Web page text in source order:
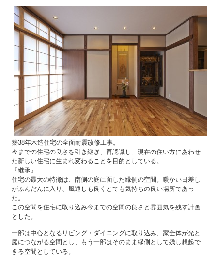
築38年木造住宅の全面耐震改修工事。
今までの住宅の良さを引き継ぎ、再認識し、現在の住い方にあわせ
た新しい住宅に生まれ変わることを目的としている。
『継承』
住宅の最大の特徴は、南側の庭に面した縁側の空間。暖かい日差し
がふんだんに入り、風通しも良くとても気持ちの良い場所であっ
た。
この空間を住宅に取り込み今までの空間の良さと雰囲気を残す計画
とした。
一部は中心となるリビング・ダイニングに取り込み、家全体が光と
庭につながる空間とし、もう一部はそのまま縁側として残し想起で
きる空間としている。